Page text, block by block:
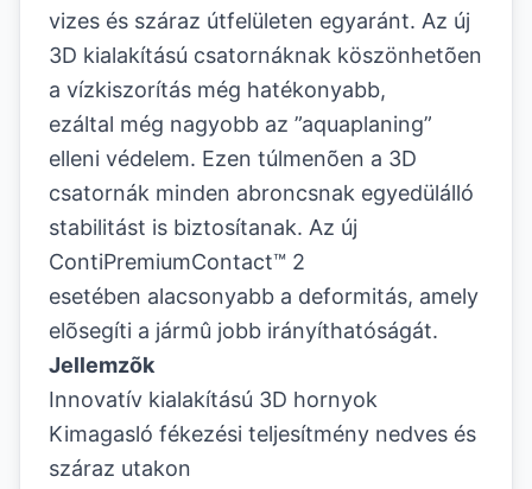
vizes és száraz útfelületen egyaránt. Az új
3D kialakítású csatornáknak köszönhetõen
a vízkiszorítás még hatékonyabb,
ezáltal még nagyobb az ”aquaplaning”
elleni védelem. Ezen túlmenõen a 3D
csatornák minden abroncsnak egyedülálló
stabilitást is biztosítanak. Az új
ContiPremiumContact™ 2
esetében alacsonyabb a deformitás, amely
elõsegíti a jármû jobb irányíthatóságát.
Jellemzõk
Innovatív kialakítású 3D hornyok
Kimagasló fékezési teljesítmény nedves és
száraz utakon